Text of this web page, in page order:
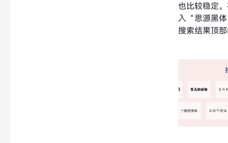
也比较稳定
入“思源黑
搜索结果顶